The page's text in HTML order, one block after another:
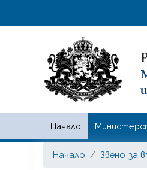
Начало
Начало Звено за